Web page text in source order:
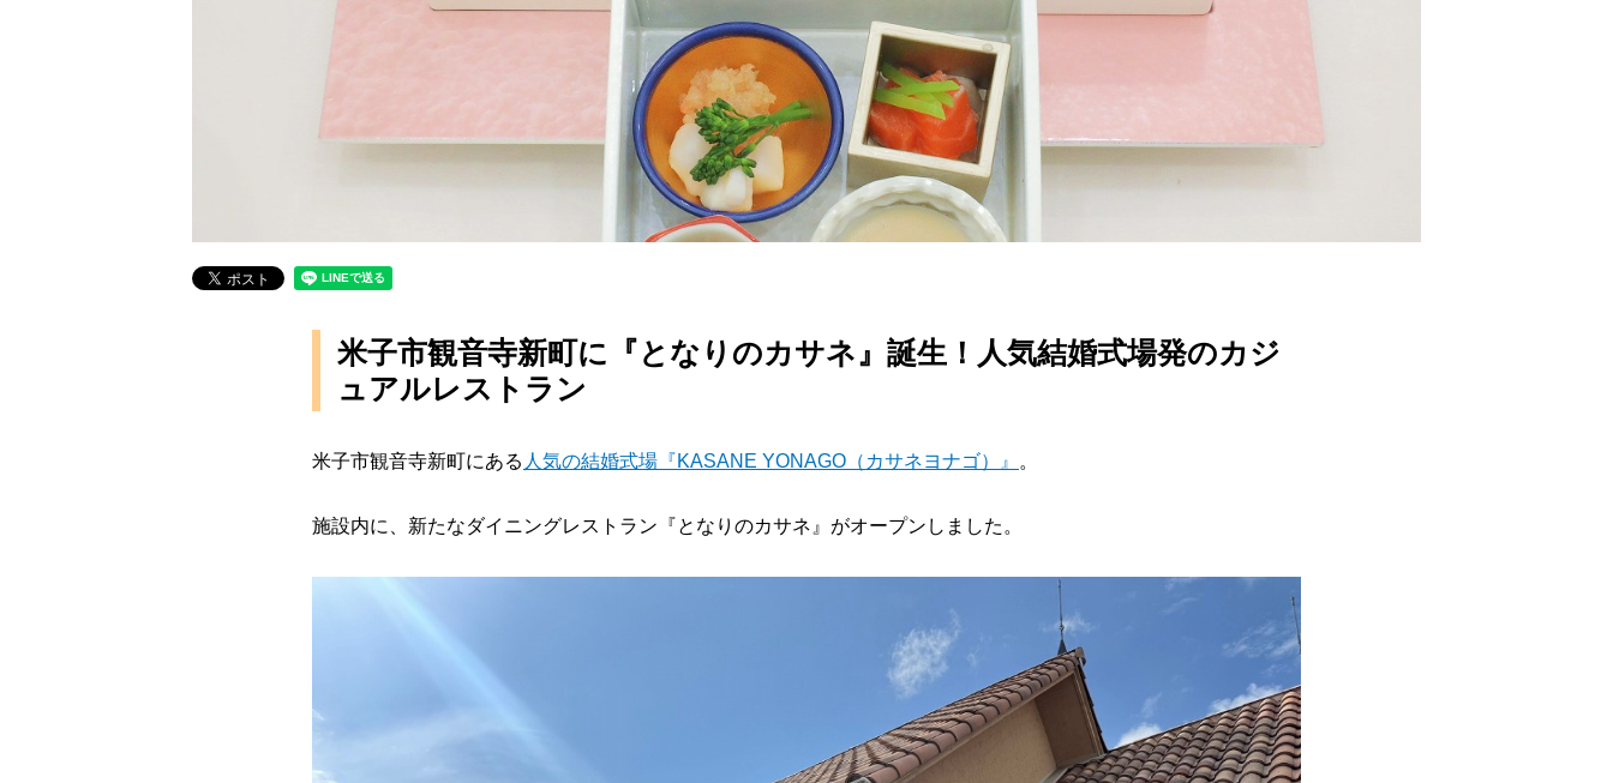
米子市観音寺新町に『となりのカサネ』誕生！人気結婚式場発のカジ
ュアルレストラン
米子市観音寺新町にある 人気の結婚式場『KASANE YONAGO（カサネヨナゴ）』 。
施設内に、新たなダイニングレストラン『となりのカサネ』がオープンしました。